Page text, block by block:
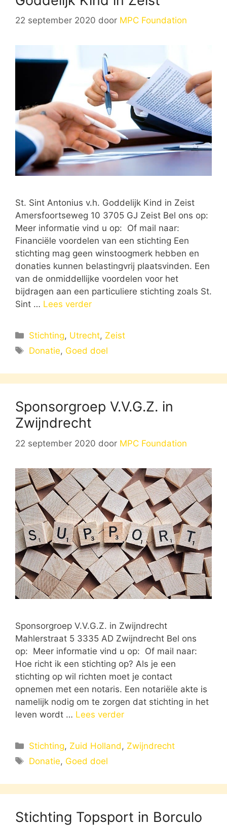
22 september 2020 door MPC Foundation
St. Sint Antonius v.h. Goddelijk Kind in Zeist
Amersfoortseweg 10 3705 GJ Zeist Bel ons op:
Meer informatie vind u op: Of mail naar:
Financiële voordelen van een stichting Een
stichting mag geen winstoogmerk hebben en
donaties kunnen belastingvrij plaatsvinden. Een
van de onmiddellijke voordelen voor het
bijdragen aan een particuliere stichting zoals St.
Sint … Lees verder
Categorieën
Stichting, Utrecht, Zeist
Tags
Donatie, Goed doel
Sponsorgroep V.V.G.Z. in
Zwijndrecht
22 september 2020 door MPC Foundation
Sponsorgroep V.V.G.Z. in Zwijndrecht
Mahlerstraat 5 3335 AD Zwijndrecht Bel ons
op: Meer informatie vind u op: Of mail naar:
Hoe richt ik een stichting op? Als je een
stichting op wil richten moet je contact
opnemen met een notaris. Een notariële akte is
namelijk nodig om te zorgen dat stichting in het
leven wordt … Lees verder
Categorieën
Stichting, Zuid Holland, Zwijndrecht
Tags
Donatie, Goed doel
Stichting Topsport in Borculo